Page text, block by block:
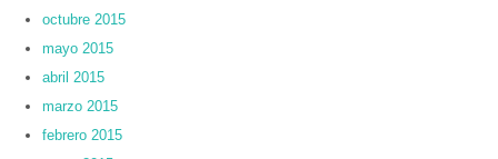
octubre 2015
mayo 2015
abril 2015
marzo 2015
febrero 2015